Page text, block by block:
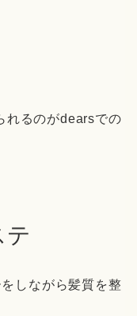
れるのがdearsでの
テ
しながら髪質を整